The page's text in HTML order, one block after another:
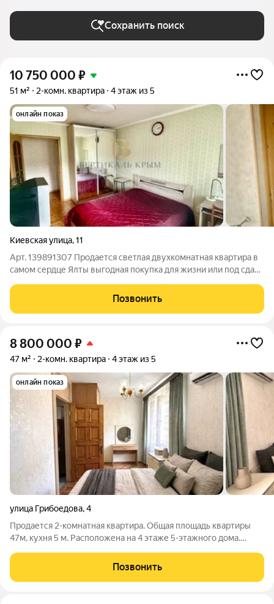
Сохранить поиск
10 750 000 ₽
51 м² 2-комн. квартира 4 этаж из 5
онлайн показ
Киевская улица,11
Арт. 139891307 Продается светлая двухкомнатная квартира в
самом сердце Ялты выгодная покупка для жизни или под сдачу
документы готовы к сделке. Квартира площадью 51 м на 4-м
этаже 5-этажного
Позвонить
8 800 000 ₽
47 м² 2-комн. квартира 4 этаж из 5
онлайн показ
улица Грибоедова,4
Продается 2-комнатная квартира. Общая площадь квартиры
47м, кухня 5 м. Расположена на 4 этаже 5-этажного дома.
санузел, кухня и коридор. Есть балкон. Квартира требует
Позвонить